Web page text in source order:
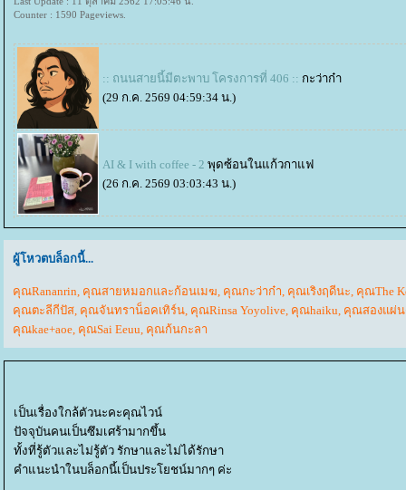
Counter : 1590 Pageviews.
:: ถนนสายนี้มีตะพาบ โครงการที่ 406 :: กะว่าก๋า
(29 ก.ค. 2569 04:59:34 น.)
AI & I with coffee - 2 พุดซ้อนในแก้วกาแฟ
(26 ก.ค. 2569 03:03:43 น.)
ผู้โหวตบล็อกนี้...
คุณRananrin, คุณสายหมอกและก้อนเมฆ, คุณกะว่าก๋า, คุณเริงฤดีนะ, คุณThe
คุณตะลีกีปัส, คุณจันทราน็อคเทิร์น, คุณRinsa Yoyolive, คุณhaiku, คุณสองแผ่
คุณkae+aoe, คุณSai Eeuu, คุณก้นกะลา
เป็นเรื่องใกล้ตัวนะคะคุณไวน์
ปัจจุบันคนเป็นซึมเศร้ามากขึ้น
ทั้งที่รู้ตัวและไม่รู้ตัว รักษาและไม่ได้รักษา
คำแนะนำในบล็อกนี้เป็นประโยชน์มากๆ ค่ะ